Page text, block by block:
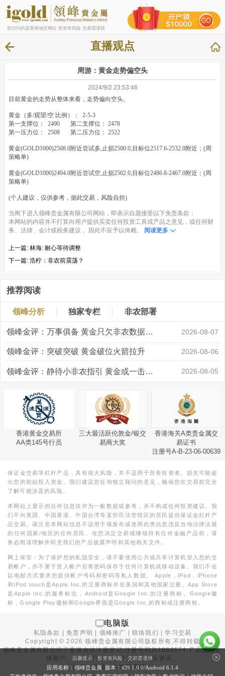
您访问的是香港地区网站 投资有风险 交易需谨慎
直播观点
周游：黄金走势偏空头
2024/9/2 23:53:46
目前黄金的走势从整体来看，走势偏向空头。
黄金（多/观望/空 比例）： 2-5-3
第一支撑位： 2490 第二支撑位： 2478
第一压力位： 2508 第二压力位： 2522
黄金(GOLD1000)2508.0附近尝试多,止损2500.0,目标位2517.6-2532.0附近；(周
策略单)
黄金(GOLD1000)2494.0附近尝试空,止损2502.0,目标位2486.8-2467.0附近；(周
策略单)
(个人建议，仅供参考，据此交易，风险自担)
当阁下进入领峰贵金属有限公司网站，即表示自愿接受以下免责条款：
本网站的内容并不打算向用户提供买卖任何投资工具或产品之意见，或任何财
务、法律、会计或税务建议， 因此不应予以倚赖。
阅读更多
上一篇: 林海: 耐心等待调整
下一篇: 浩柠：非农前震荡？
推荐阅读
领峰分析 独家专栏 非农部署
领峰金评：万事俱备 黄金只欠非农数据“东风” 2026-08-07
领峰金评：突破突破 黄金破位火箭拉升 2026-08-06
领峰金评：静待小非农指引 黄金或一击破局 2026-08-05
香港黄金交易所
AA类145号行员
三大最活跃伦敦金/银交
易商大奖
香港海关A类贵金属交
易证书
注册号A-B-23-06-00639
保证金交易等杠杆产品，具有很大风险，并不适用于所有投资者。损失可能超
出您的初始投入资金。我们建议您征询独立顾问的意见，确保您在交易前完全
了解可能涉及的风险。
本网站上显示的任何信息仅作为一般数据或参考，并不构成任何投资建议。我
们不向美国、中国香港、中国台湾等某些司法管辖区的居民提供保证金杠杆产
品交易。请注意本网站信息不适用于视发布或使用此类信息违反当地法律法规
的任何国家/地区的任何居民。在您决定交易或继续持有任何金融产品前，请
务必阅读理解并同意我们的产品披露声明和其他相关文件。
网上保安：为了保护您的私隐安全，请不要使用公共或共享计算机登入您的交
易帐户，亦不要于登入帐户后将密码保存于任何计算机或移动设备。我们不会
以电邮方式要求您提供帐户号码和密码等私人数据。 Apple，iPad，iPhone
和iPod touch是Apple Inc.的注册商标并在美国和其他国家注册。App Store
是Apple Inc.的服务标志，Android是Google Inc.的注册商标。Google徽
标，Google Play徽标和Google界面是Google Inc.的商标或注册商标。
电脑版
私隐条款 |免责声明 领峰推广 |联络我们 |学习交易
Copyright ©2026 领峰贵金属有限公司版权所有,不得转载
领峰贵金属有限公司于香港合法注册登记,注册号码为1660574,产品面向全
球客户。本站内所有内容均为香港地区资讯。
投资有风险，入市需谨慎。
温馨提示：投资有风险，交易需谨慎
应用名称：领峰贵金属 版本：iOS 1.0.0/Android 6.1.4